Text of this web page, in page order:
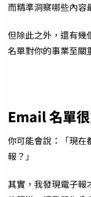
而精準洞察哪些內容
但除此之外，還有幾
名單對你的事業至關
Email 名單
你可能會說：「現在
報？」
其實，我發現電子報